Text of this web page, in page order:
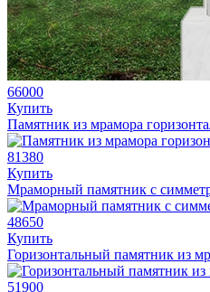
66000
Купить
Памятник из мрамора
81380
Купить
Мраморный памятник с
48650
Купить
Горизонтальный памятник из
51900